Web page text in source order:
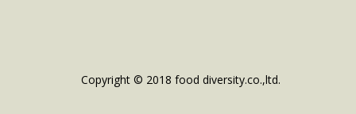
Copyright © 2018 food diversity.co.,ltd.